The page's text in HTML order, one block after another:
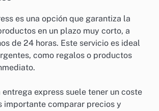
es una opción que garantiza la
en un plazo muy corto, a
de 24 horas. Este servicio es ideal
como regalos o productos
entrega express suele tener un coste
importante comparar precios y